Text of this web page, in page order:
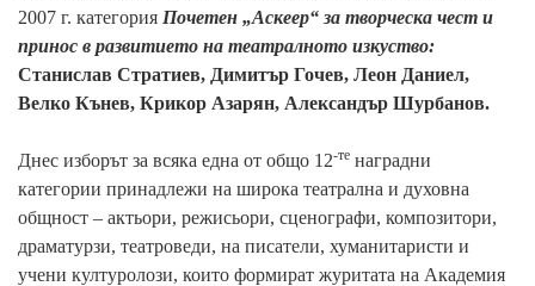
2007 г. категория Почетен „Аскеер“ за творческа чест и
принос в развитието на театралното изкуство:
Станислав Стратиев, Димитър Гочев, Леон Даниел,
Велко Кънев, Крикор Азарян, Александър Шурбанов.
Днес изборът за всяка една от общо 12-те наградни
категории принадлежи на широка театрална и духовна
общност – актьори, режисьори, сценографи, композитори,
драматурзи, театроведи, на писатели, хуманитаристи и
учени културолози, които формират журитата на Академия